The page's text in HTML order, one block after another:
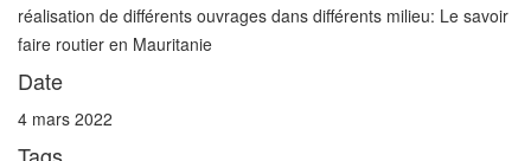
réalisation de différents ouvrages dans différents milieu: Le savoir
faire routier en Mauritanie
Date
4 mars 2022
Tags